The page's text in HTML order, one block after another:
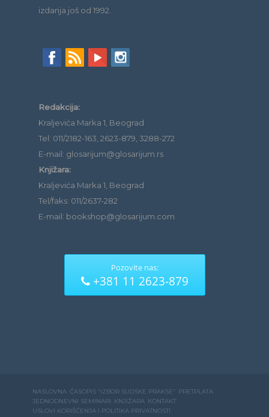
izdanja još od 1992.
Redakcija:
Kraljevića Marka 1, Beograd
Tel: 011/2182-163, 2623-879, 3288-272
E-mail: glosarijum@glosarijum.rs
Knjižara:
Kraljevića Marka 1, Beograd
Tel/faks: 011/2637-282
E-mail: bookshop@glosarijum.com
Pozovite nas:
+381 11 2623-879
NASLOVNA ČASOPIS “IZBOR SUDSKE PRAKSE” PRETPLATA
JEDNODNEVNI SEMINARI KNJIŽARA KONTAKT
USLOVI KORIŠĆENJA I POLITIKA PRIVATNOSTI